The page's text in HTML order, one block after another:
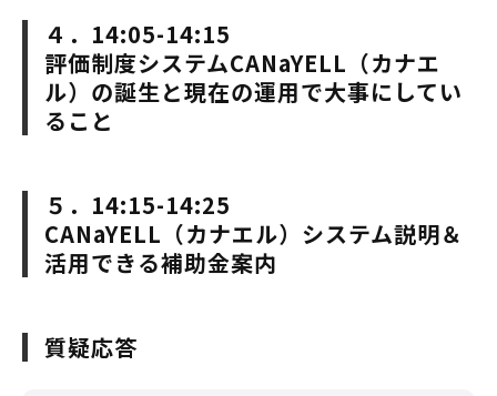
４．14:05-14:15
評価制度システムCANaYELL（カナエ
ル）の誕生と現在の運用で大事にしてい
ること
５．14:15-14:25
CANaYELL（カナエル）システム説明＆
活用できる補助金案内
質疑応答